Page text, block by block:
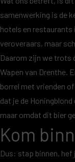
samenwerking is de
hotels en restaurants
veroveraars, maar
Daarom zijn we trots
Wapen van Drenthe.
borrel met vrienden
dat je de
maar omdat dit bier
Kom
Dus: stap binnen,